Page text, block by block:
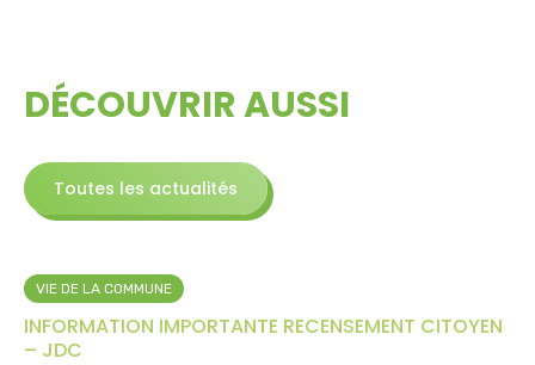
DÉCOUVRIR AUSSI
Toutes les actualités
VIE DE LA COMMUNE
INFORMATION IMPORTANTE RECENSEMENT CITOYEN
– JDC